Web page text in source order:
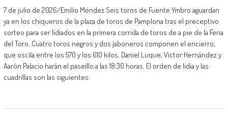
7 de julio de 2026/Emilio Méndez Seis toros de Fuente Ymbro aguardan
ya en los chiqueros de la plaza de toros de Pamplona tras el preceptivo
sorteo para ser lidiados en la primera corrida de toros de a pie de la Feria
del Toro. Cuatro toros negros y dos jaboneros componen el encierro,
que oscila entre los 570 y los 610 kilos. Daniel Luque, Víctor Hernández y
Aarón Palacio harán el paseíllo a las 18:30 horas. El orden de lidia y las
cuadrillas son las siguientes: